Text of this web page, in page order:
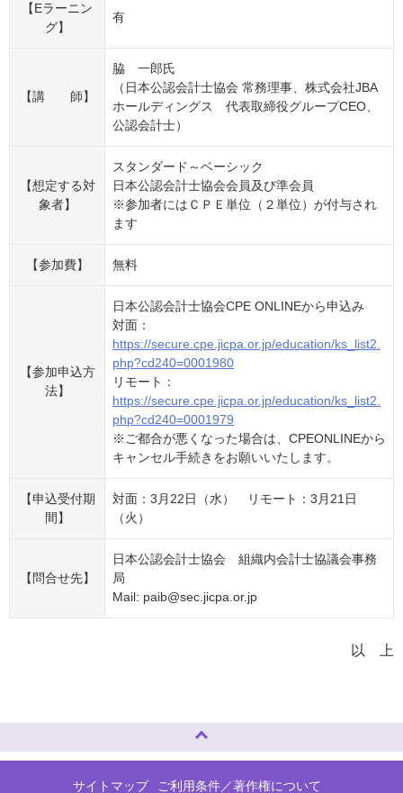
【Eラーニン
グ】
有
【講 師】
脇 一郎氏
（日本公認会計士協会 常務理事、株式会社JBA
ホールディングス 代表取締役グループCEO、
公認会計士）
【想定する対
象者】
スタンダード～ベーシック
日本公認会計士協会会員及び準会員
※参加者にはＣＰＥ単位（２単位）が付与され
ます
【参加費】 無料
【参加申込方
法】
日本公認会計士協会CPE ONLINEから申込み
対面：
https://secure.cpe.jicpa.or.jp/education/ks_list2.
php?cd240=0001980
リモート：
https://secure.cpe.jicpa.or.jp/education/ks_list2.
php?cd240=0001979
※ご都合が悪くなった場合は、CPEONLINEから
キャンセル手続きをお願いいたします。
【申込受付期
間】
対面：3月22日（水） リモート：3月21日
（火）
【問合せ先】
日本公認会計士協会 組織内会計士協議会事務
局
Mail: paib@sec.jicpa.or.jp
以 上
サイトマップ ご利用条件／著作権について